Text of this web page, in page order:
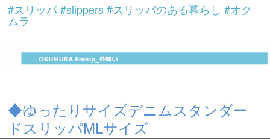
#スリッパ #slippers #スリッパのある暮らし #オク
ムラ
◆ゆったりサイズデニムスタンダー
ドスリッパMLサイズ